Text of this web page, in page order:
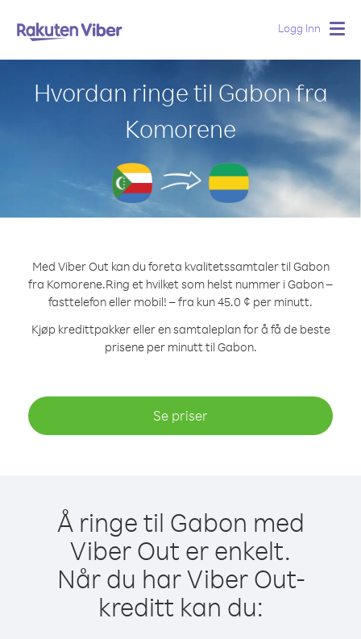
Logg Inn
Hvordan ringe til Gabon fra
Komorene
Med Viber Out kan du foreta kvalitetssamtaler til Gabon
fra Komorene.Ring et hvilket som helst nummer i Gabon –
fasttelefon eller mobil! – fra kun 45.0 ¢ per minutt.
Kjøp kredittpakker eller en samtaleplan for å få de beste
prisene per minutt til Gabon.
Se priser
Å ringe til Gabon med
Viber Out er enkelt.
Når du har Viber Out-
kreditt kan du: